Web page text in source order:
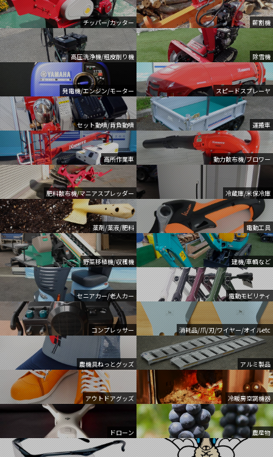
チッパー/カッター 薪割機
高圧洗浄機/粗皮削り機 除雪機
発電機/エンジン/モーター スピードスプレーヤ
セット動噴/背負動噴 運搬車
高所作業車 動力散布機/ブロワー
肥料散布機/マニアスプレッダー 冷蔵庫/米保冷庫
薬剤/薬液/肥料 電動工具
野菜移植機/収穫機 建機/車輌など
セニアカー/老人カー 電動モビリティ
コンプレッサー 消耗品/爪/刃/ワイヤー/オイルetc
農機具ねっとグッズ アルミ製品
アウトドアグッズ 冷暖房空調機器
ドローン 農産物